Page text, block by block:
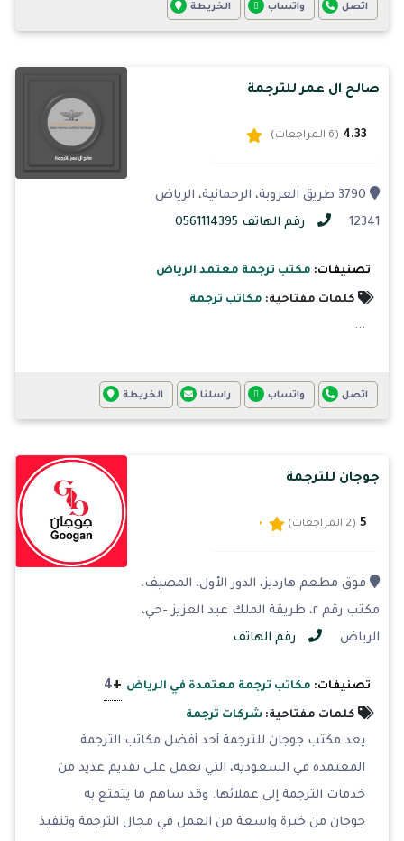
اتصل واتساب الخريطة
صالح ال عمر للترجمة
4.33 (6 المراجعات)
3790 طريق العروبة، الرحمانية، الرياض
12341
رقم الهاتف 0561114395
تصنيفات: مكتب ترجمة معتمد الرياض
كلمات مفتاحية: مكاتب ترجمة
...
اتصل واتساب راسلنا الخريطة
جوجان للترجمة
5 (2 المراجعات)
فوق مطعم هارديز، الدور الأول، المصيف،
مكتب رقم ٢، طريقة الملك عبد العزيز -حي،
الرياض
رقم الهاتف
تصنيفات: مكاتب ترجمة معتمدة في الرياض +
4
كلمات مفتاحية: شركات ترجمة
يعد مكتب جوجان للترجمة أحد أفضل مكاتب الترجمة
المعتمدة في السعودية، التي تعمل على تقديم عديد من
خدمات الترجمة إلى عملائها. وقد ساهم ما يتمتع به
جوجان من خبرة واسعة من العمل في مجال الترجمة وتنفيذ